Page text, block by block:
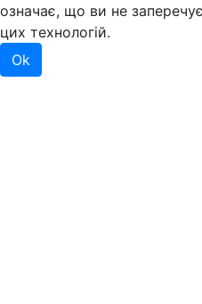
означає, що ви не
цих технологій.
Ok